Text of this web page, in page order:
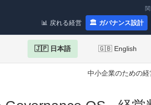
📊 戻れる経営 🏛 ガバナンス設計
🇯🇵 日本語 🇬🇧 English
中小企業のための